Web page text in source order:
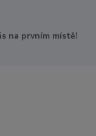
na prvním místě!